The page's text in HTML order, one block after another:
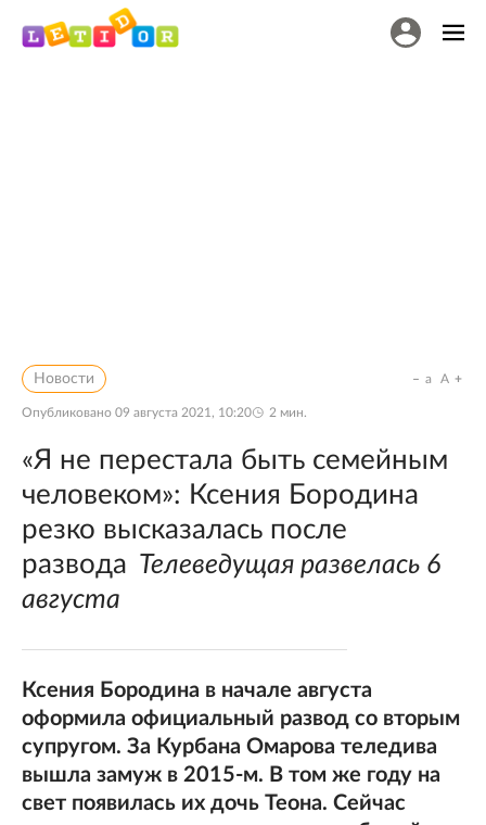
Новости
Опубликовано 09 августа 2021, 10:20 2 мин.
a A
«Я не перестала быть семейным
человеком»: Ксения Бородина
резко высказалась после
развода Телеведущая развелась 6
августа
Ксения Бородина в начале августа
оформила официальный развод со вторым
супругом. За Курбана Омарова теледива
вышла замуж в 2015-м. В том же году на
свет появилась их дочь Теона. Сейчас